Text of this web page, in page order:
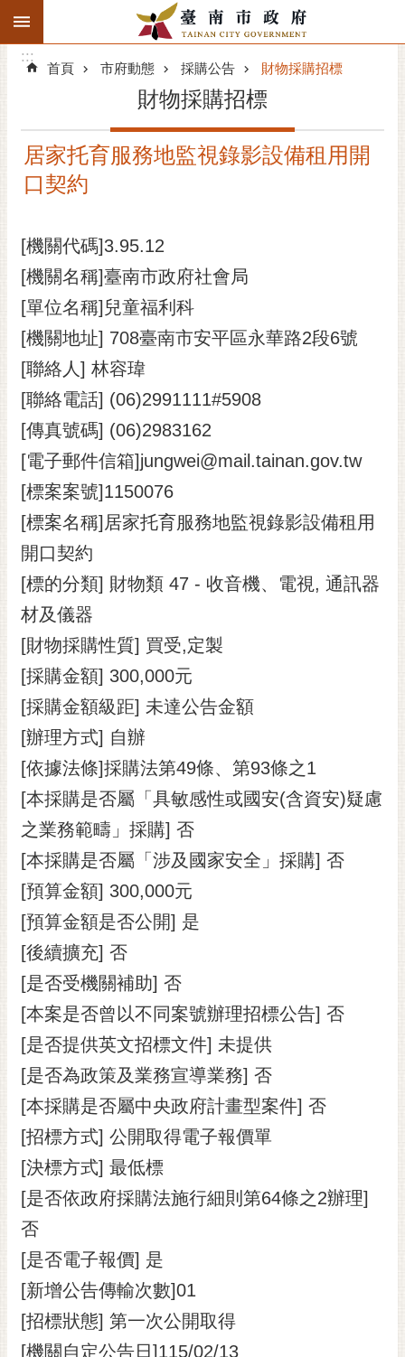
跳到主要內容區塊
搜
階
精彩府城
市府團隊
主題服務
市政資訊
市民互動
黃
哲
螢
光
花
泉
桐
花
祭
網
站
導
覽
閱
RSS
訂
閱
電
子
報
市
信
箱
English
日
本
隱
私
權
及
安
全
政
策
:::
:::
首頁 市府動態 採購公告 財物採購招標
財物採購招標
居家托育服務地監視錄影設備租用開
口契約
[機關代碼]3.95.12
[機關名稱]臺南市政府社會局
[單位名稱]兒童福利科
[機關地址] 708臺南市安平區永華路2段6號
[聯絡人] 林容瑋
[聯絡電話] (06)2991111#5908
[傳真號碼] (06)2983162
[電子郵件信箱]jungwei@mail.tainan.gov.tw
[標案案號]1150076
[標案名稱]居家托育服務地監視錄影設備租用
開口契約
[標的分類] 財物類 47 - 收音機、電視, 通訊器
材及儀器
[財物採購性質] 買受,定製
[採購金額] 300,000元
[採購金額級距] 未達公告金額
[辦理方式] 自辦
[依據法條]採購法第49條、第93條之1
[本採購是否屬「具敏感性或國安(含資安)疑慮
之業務範疇」採購] 否
[本採購是否屬「涉及國家安全」採購] 否
[預算金額] 300,000元
[預算金額是否公開] 是
[後續擴充] 否
[是否受機關補助] 否
[本案是否曾以不同案號辦理招標公告] 否
[是否提供英文招標文件] 未提供
[是否為政策及業務宣導業務] 否
[本採購是否屬中央政府計畫型案件] 否
[招標方式] 公開取得電子報價單
[決標方式] 最低標
[是否依政府採購法施行細則第64條之2辦理]
否
[是否電子報價] 是
[新增公告傳輸次數]01
[招標狀態] 第一次公開取得
[機關自定公告日]115/02/13